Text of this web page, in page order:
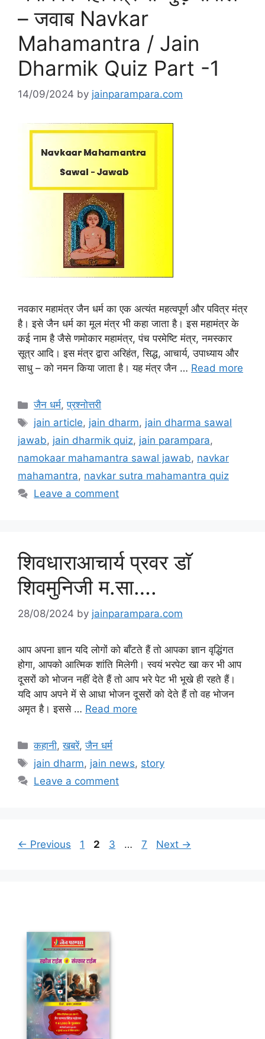
– जवाब Navkar
Mahamantra / Jain
Dharmik Quiz Part -1
14/09/2024 by jainparampara.com
नवकार महामंत्र जैन धर्म का एक अत्यंत महत्वपूर्ण और पवित्र मंत्र
है। इसे जैन धर्म का मूल मंत्र भी कहा जाता है। इस महामंत्र के
कई नाम है जैसे णमोकार महामंत्र, पंच परमेष्टि मंत्र, नमस्कार
सूत्र आदि। इस मंत्र द्वारा अरिहंत, सिद्ध, आचार्य, उपाध्याय और
साधु – को नमन किया जाता है। यह मंत्र जैन … Read more
Categories
जैन धर्म,प्रश्नोत्तरी
Tags
jain article, jain dharm, jain dharma sawal
jawab, jain dharmik quiz, jain parampara,
namokaar mahamantra sawal jawab, navkar
mahamantra, navkar sutra mahamantra quiz
Leave a comment
शिवधाराआचार्य प्रवर डाॅ
शिवमुनिजी म.सा….
28/08/2024 by jainparampara.com
आप अपना ज्ञान यदि लोगों को बाँटते हैं तो आपका ज्ञान वृद्धिंगत
होगा, आपको आत्मिक शांति मिलेगी। स्वयं भरपेट खा कर भी आप
दूसरों को भोजन नहीं देते हैं तो आप भरे पेट भी भूखे ही रहते हैं।
यदि आप अपने में से आधा भोजन दूसरों को देते हैं तो वह भोजन
अमृत है। इससे … Read more
Categories
कहानी,खबरें,जैन धर्म
Tags
jain dharm, jain news, story
Leave a comment
← Previous Page
1 Page
2 Page
3 … Page
7 Next →